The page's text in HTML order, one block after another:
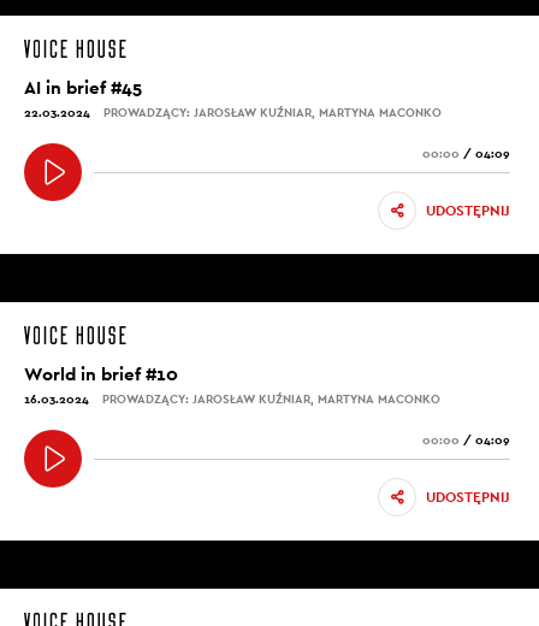
AI in brief #45
22.03.2024 PROWADZĄCY: JAROSŁAW KUŹNIAR, MARTYNA MACONKO
00:00 / 04:09
UDOSTĘPNIJ
World in brief #10
16.03.2024 PROWADZĄCY: JAROSŁAW KUŹNIAR, MARTYNA MACONKO
00:00 / 04:09
UDOSTĘPNIJ